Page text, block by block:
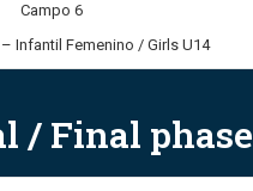
Campo 6
Infantil Femenino / Girls U14
/ Final phase